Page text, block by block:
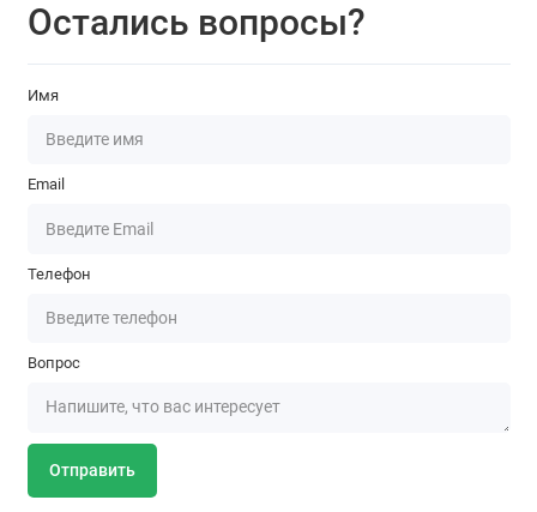
Остались вопросы?
Имя
Email
Телефон
Вопрос
Отправить